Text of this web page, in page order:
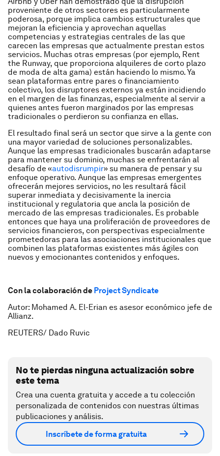
proveniente de otros sectores es particularmente
poderosa, porque implica cambios estructurales que
mejoran la eficiencia y aprovechan aquellas
competencias y estrategias centrales de las que
carecen las empresas que actualmente prestan estos
servicios. Muchas otras empresas (por ejemplo, Rent
the Runway, que proporciona alquileres de corto plazo
de moda de alta gama) están haciendo lo mismo. Ya
sean plataformas entre pares o financiamiento
colectivo, los disruptores externos ya están incidiendo
en el margen de las finanzas, especialmente al servir a
quienes antes fueron marginados por las empresas
tradicionales o perdieron su confianza en ellas.
El resultado final será un sector que sirve a la gente con
una mayor variedad de soluciones personalizables.
Aunque las empresas tradicionales buscarán adaptarse
para mantener su dominio, muchas se enfrentarán al
desafío de «autodisrumpir» su manera de pensar y su
enfoque operativo. Aunque las empresas emergentes
ofrecerán mejores servicios, no les resultará fácil
superar inmediata y decisivamente la inercia
institucional y regulatoria que ancla la posición de
mercado de las empresas tradicionales. Es probable
entonces que haya una proliferación de proveedores de
servicios financieros, con perspectivas especialmente
prometedoras para las asociaciones institucionales que
combinen las plataformas existentes más ágiles con
nuevos y emocionantes contenidos y enfoques.
Con la colaboración de Project Syndicate
Autor: Mohamed A. El-Erian es asesor económico jefe de
Allianz.
REUTERS/ Dado Ruvic
No te pierdas ninguna actualización sobre
este tema
Crea una cuenta gratuita y accede a tu colección
personalizada de contenidos con nuestras últimas
publicaciones y análisis.
Inscríbete de forma gratuita